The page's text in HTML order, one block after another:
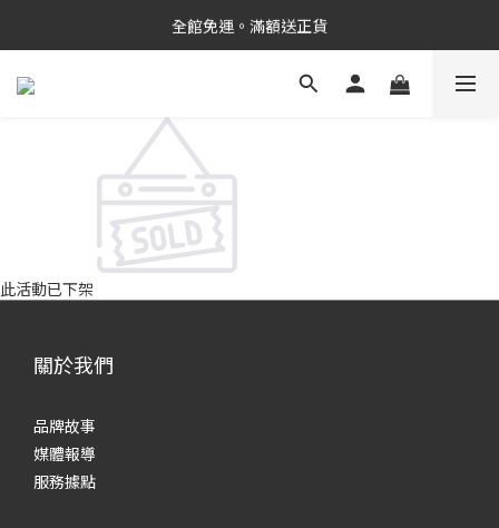
新品上市✨PDRN抗老精華
全館免運。滿額送正貨
新品上市✨PDRN抗老精華
此活動已下架
關於我們
品牌故事
媒體報導
服務據點